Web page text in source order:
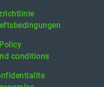
conditions